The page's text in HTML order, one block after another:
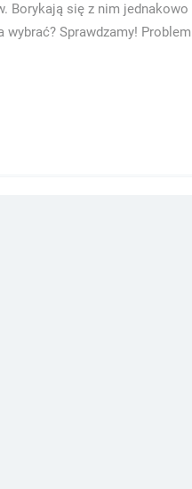
Borykają się z nim jednakowo
Sprawdzamy! Problem